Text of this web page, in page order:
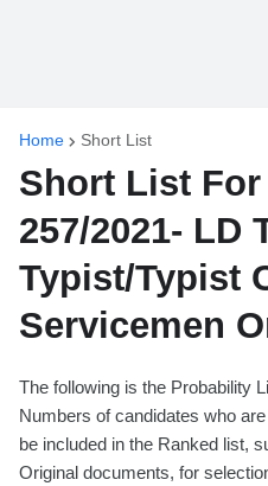
Home Short List
Short List For
257/2021- LD
Typist/Typist
Servicemen
The following is the Probability
Numbers of candidates who
be included in the Ranked list,
Original documents, for